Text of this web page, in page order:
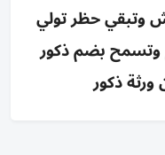
وتبقي حظر تولي
وتسمح بضم ذكور
ذكور